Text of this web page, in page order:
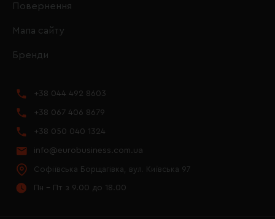
Повернення
Мапа сайту
Бренди
+38 044 492 8603
+38 067 406 8679
+38 050 040 1324
info@eurobusiness.com.ua
Софіївська Борщагівка, вул. Київська 97
Пн - Пт з 9.00 до 18.00